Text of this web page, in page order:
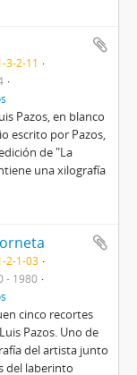
3-2-11
Pazos, en blanco
escrito por Pazos,
de "La
una xilografía
2-1-03
- 1980
cinco recortes
Pazos. Uno de
del artista junto
del laberinto